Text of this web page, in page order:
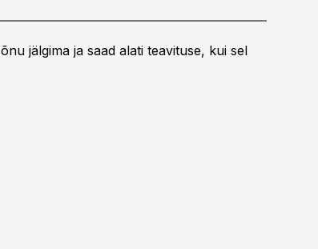
jälgima ja saad alati teavituse, kui sel